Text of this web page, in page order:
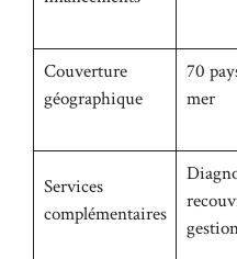
Couverture
géographique
70
mer
Services
complémentaires